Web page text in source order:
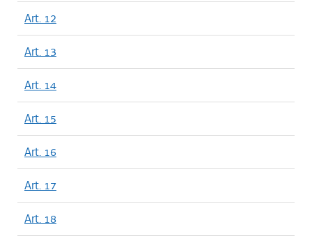
Art. 12
Art. 13
Art. 14
Art. 15
Art. 16
Art. 17
Art. 18